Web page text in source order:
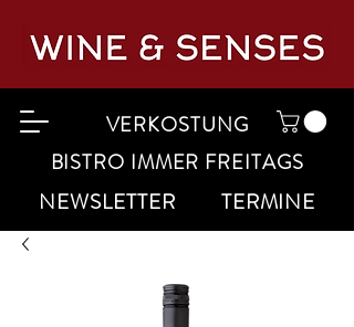
VERKOSTUNG
BISTRO IMMER FREITAGS
NEWSLETTER TERMINE